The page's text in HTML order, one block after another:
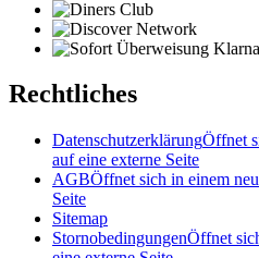
Rechtliches
DatenschutzerklärungÖffnet
auf eine externe Seite
AGBÖffnet sich in einem
Seite
Sitemap
StornobedingungenÖffnet